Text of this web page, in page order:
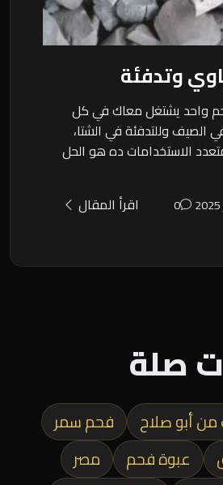
وتدفئة
واحد يشتغل معاك في كل
الصيف وللتدفئة في الشتا،
الاستخدامات ده هو الحل
0 اقرأ المقال
صلة
أبو صلاح
فحم سمر
عبوة فحم
مصر